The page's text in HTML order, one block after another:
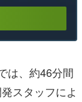
は、約46分間
スタッフによ